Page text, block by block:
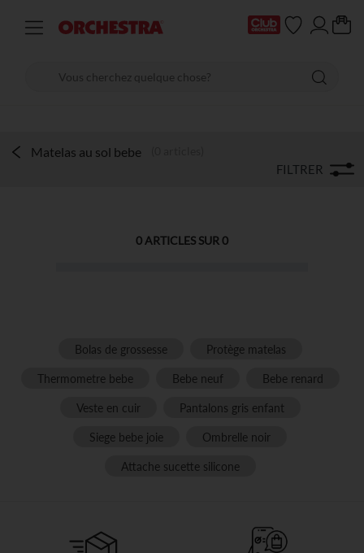
Matelas au sol bebe
FILTRER
0 ARTICLES SUR 0
Bolas de grossesse
Protège matelas
Thermometre bebe
Bebe neuf
Bebe renard
Veste en cuir
Pantalons gris enfant
Siege bebe joie
Ombrelle noir
Attache sucette silicone